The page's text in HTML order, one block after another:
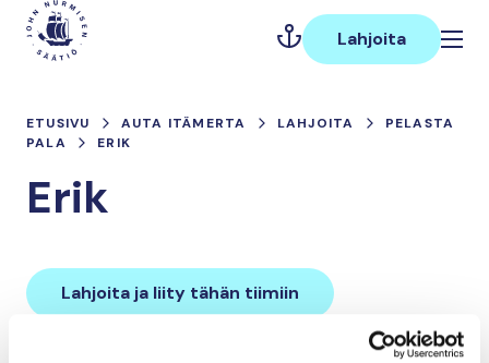
Hyppää
sisältöön
Päävalikko
Lahjoita
ETUSIVU AUTA ITÄMERTA LAHJOITA
PELASTA
PALA
ERIK
Erik
Lahjoita ja liity tähän tiimiin